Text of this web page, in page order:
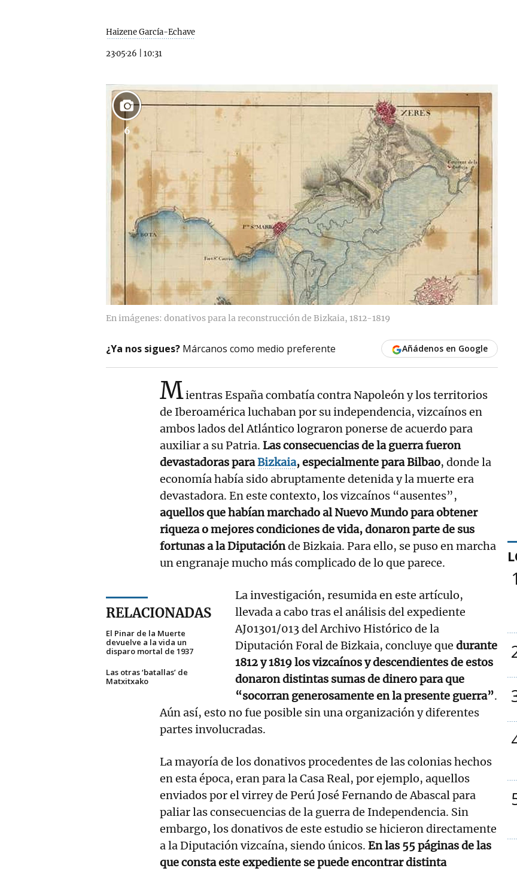
Haizene García-Echave
23·05·26 10:31
6
En imágenes: donativos para la reconstrucción de Bizkaia, 1812-1819
¿Ya nos sigues? Márcanos como medio preferente Añádenos en Google
Mientras España combatía contra Napoleón y los territorios
de Iberoamérica luchaban por su independencia, vizcaínos en
ambos lados del Atlántico lograron ponerse de acuerdo para
auxiliar a su Patria. Las consecuencias de la guerra fueron
devastadoras paraBizkaia, especialmente para Bilbao, donde la
economía había sido abruptamente detenida y la muerte era
devastadora. En este contexto, los vizcaínos “ausentes”,
aquellos que habían marchado al Nuevo Mundo para obtener
riqueza o mejores condiciones de vida, donaron parte de sus
fortunas a la Diputaciónde Bizkaia. Para ello, se puso en marcha
un engranaje mucho más complicado de lo que parece.
RELACIONADAS
El Pinar de la Muerte
devuelve a la vida un
disparo mortal de 1937
Las otras ‘batallas’ de
Matxitxako
La investigación, resumida en este artículo,
llevada a cabo tras el análisis del expediente
AJ01301/013 del Archivo Histórico de la
Diputación Foral de Bizkaia, concluye quedurante
1812 y 1819 los vizcaínos y descendientes de estos
donaron distintas sumas de dinero para que
“socorran generosamente en la presente guerra”.
Aún así, esto no fue posible sin una organización y diferentes
partes involucradas.
La mayoría de los donativos procedentes de las colonias hechos
en esta época, eran para la Casa Real, por ejemplo, aquellos
enviados por el virrey de Perú José Fernando de Abascal para
paliar las consecuencias de la guerra de Independencia. Sin
embargo, los donativos de este estudio se hicieron directamente
a la Diputación vizcaína, siendo únicos. En las 55 páginas de las
que consta este expediente se puede encontrar distinta
1